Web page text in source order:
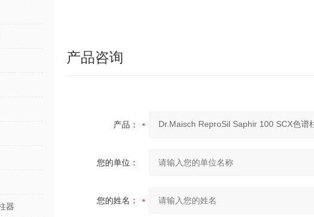
器
产品咨询
产品：
您的单位：
您的姓名：